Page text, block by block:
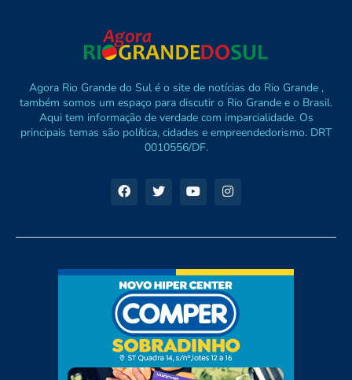
Agora Rio Grande do Sul é o site de notícias do Rio Grande ,
também somos um espaço para discutir o Rio Grande e o Brasil.
Aqui tem informação de verdade com imparcialidade. Os
principais temas são política, cidades e empreendedorismo. DRT
0010556/DF.